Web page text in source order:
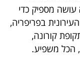
מספיק כדי
בפריפריה,
קורונה,
הכל משפיע.